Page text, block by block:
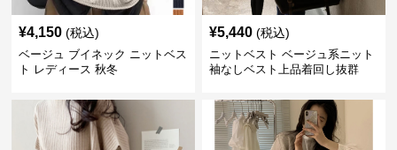
¥4,150 (税込)
ベージュ ブイネック ニットベス
ト レディース 秋冬
¥5,440 (税込)
ニットベスト ベージュ系ニット
袖なしベスト上品着回し抜群